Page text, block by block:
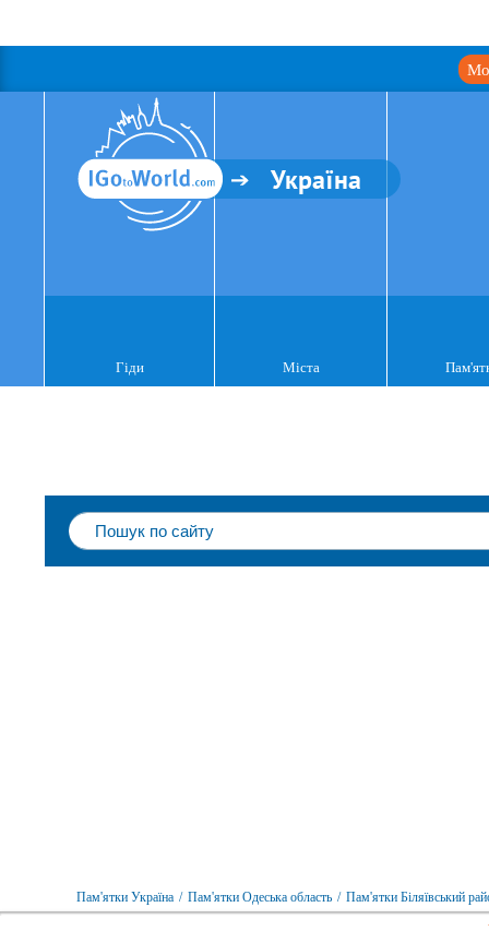
Україна
Гіди Міста
Пам'ятки Україна / Пам'ятки Одеська область / Пам'ятки Біляївський